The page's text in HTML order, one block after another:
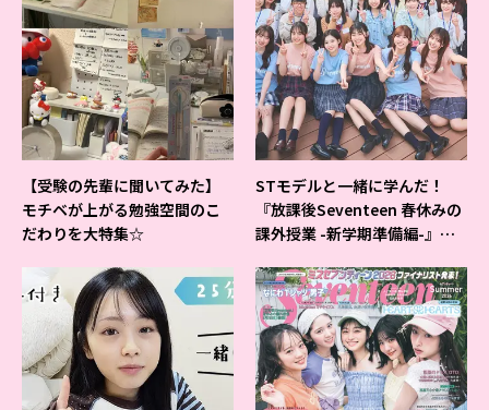
【受験の先輩に聞いてみた】
モチベが上がる勉強空間のこ
だわりを大特集☆
STモデルと一緒に学んだ！
『放課後Seventeen 春休みの
課外授業 -新学期準備編-』イ